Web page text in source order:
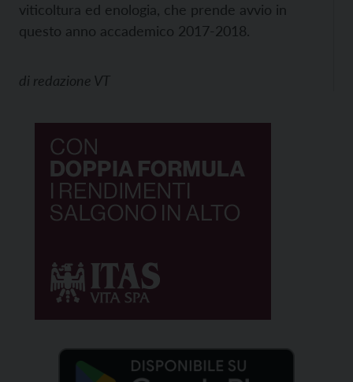
viticoltura ed enologia, che prende avvio in
questo anno accademico 2017-2018.
di redazione VT